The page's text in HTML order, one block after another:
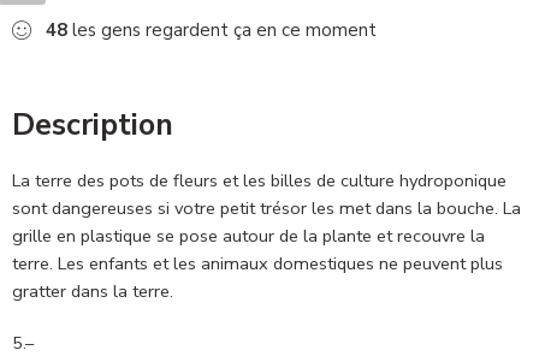
48 les gens regardent ça en ce moment
Description
La terre des pots de fleurs et les billes de culture hydroponique
sont dangereuses si votre petit trésor les met dans la bouche. La
grille en plastique se pose autour de la plante et recouvre la
terre. Les enfants et les animaux domestiques ne peuvent plus
gratter dans la terre.
5.–